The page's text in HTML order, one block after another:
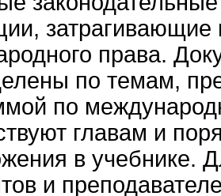
затрагивающие
права.
по темам,
по
главам и
в учебнике.
и